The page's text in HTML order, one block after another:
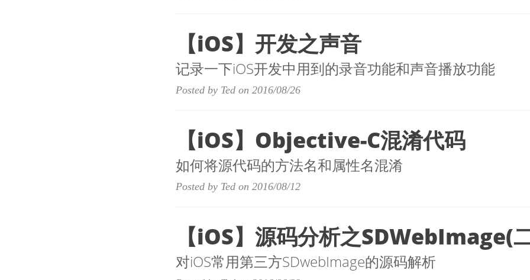
【iOS】开发之声音
记录一下iOS开发中用到的录音功能和声音播放功能
Posted by Ted on 2016/08/26
【iOS】Objective-C混淆代码
如何将源代码的方法名和属性名混淆
Posted by Ted on 2016/08/12
【iOS】源码分析之SDWebImage(
对iOS常用第三方SDwebImage的源码解析